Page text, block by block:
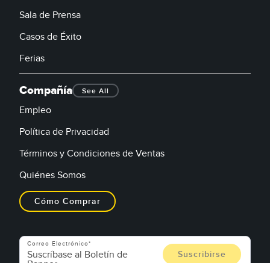
Sala de Prensa
Casos de Éxito
Ferias
Compañía See All
Empleo
Política de Privacidad
Términos y Condiciones de Ventas
Quiénes Somos
Cómo Comprar
Correo Electrónico